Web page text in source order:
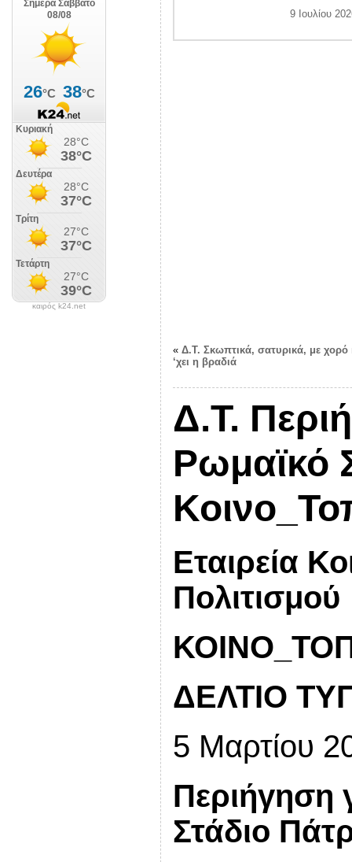
καιρός k24.net
9 Ιουλίου
« Δ.Τ. Σκωπτικά, σατυρικά, με χορό
‘χει η βραδιά
Δ.Τ.
Ρωμαϊκό
Εταιρεία
Πολιτισμού
ΔΕΛΤΙΟ
5 Μαρτίου
Περιήγηση
Στάδιο